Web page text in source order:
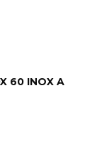
60 INOX A